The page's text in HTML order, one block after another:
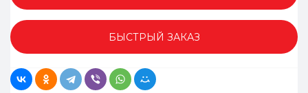
БЫСТРЫЙ ЗАКАЗ